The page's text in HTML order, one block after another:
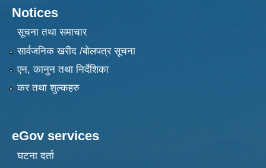
Notices
सूचना तथा समाचार
सार्वजनिक खरीद /बोलपत्र सूचना
एन, कानुन तथा निर्देशिका
कर तथा शुल्कहरु
eGov services
घटना दर्ता